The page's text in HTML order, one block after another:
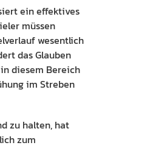
ein effektives
müssen
wesentlich
das Glauben
diesem Bereich
im Streben
zu halten, hat
zum